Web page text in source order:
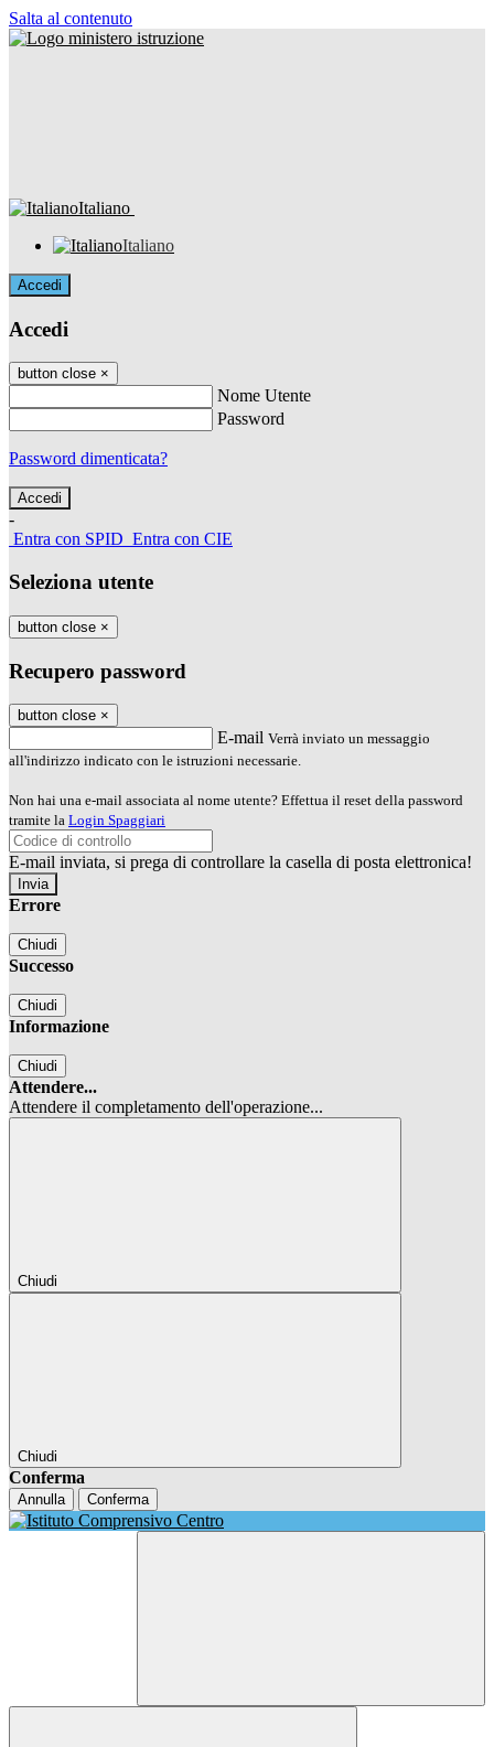
Salta al contenuto
Italiano
Italiano
Accedi
Accedi
button close ×
Nome Utente
Password
Password dimenticata?
-
Entra con SPID Entra con CIE
Seleziona utente
button close ×
Recupero password
button close ×
E-mail Verrà inviato un messaggio
all'indirizzo indicato con le istruzioni necessarie.
Non hai una e-mail associata al nome utente? Effettua il reset della password
tramite la Login Spaggiari
E-mail inviata, si prega di controllare la casella di posta elettronica!
Errore
Chiudi
Successo
Chiudi
Informazione
Chiudi
Attendere...
Attendere il completamento dell'operazione...
Chiudi
Chiudi
Conferma
Annulla Conferma